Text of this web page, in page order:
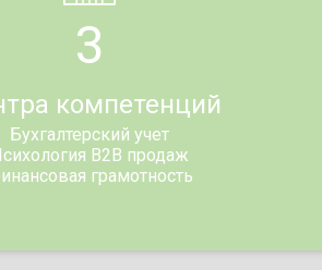
3
компетенций
Бухгалтерский учет
В2В продаж
грамотность